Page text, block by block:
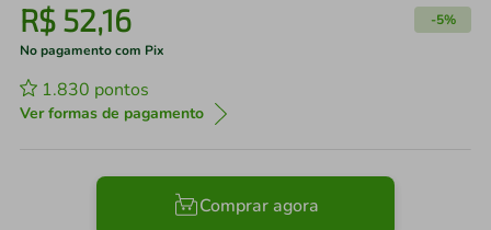
R$ 52,16 -5%
No pagamento com Pix
1.830 pontos
Ver formas de pagamento
Comprar agora